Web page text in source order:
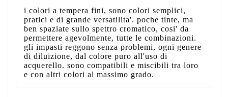
i colori a tempera fini, sono colori semplici,
pratici e di grande versatilita'. poche tinte, ma
ben spaziate sullo spettro cromatico, cosi' da
permettere agevolmente, tutte le combinazioni.
gli impasti reggono senza problemi, ogni genere
di diluizione, dal colore puro all'uso di
acquerello. sono compatibili e miscibili tra loro
e con altri colori al massimo grado.